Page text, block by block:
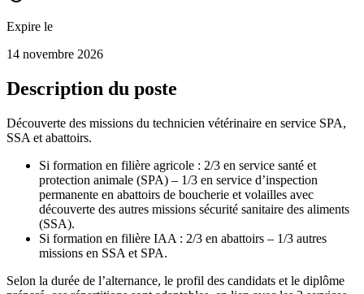
Expire le
14 novembre 2026
Description du poste
Découverte des missions du technicien vétérinaire en service SPA,
SSA et abattoirs.
Si formation en filière agricole : 2/3 en service santé et
protection animale (SPA) – 1/3 en service d’inspection
permanente en abattoirs de boucherie et volailles avec
découverte des autres missions sécurité sanitaire des aliments
(SSA).
Si formation en filière IAA : 2/3 en abattoirs – 1/3 autres
missions en SSA et SPA.
Selon la durée de l’alternance, le profil des candidats et le diplôme